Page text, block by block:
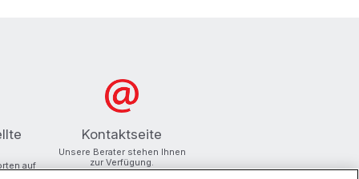
auf
Kontaktseite
Unsere Berater stehen Ihnen
zur Verfügung.